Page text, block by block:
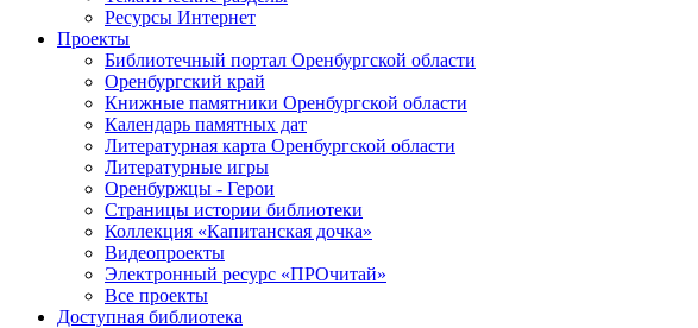
Ресурсы Интернет
Проекты
Библиотечный портал Оренбургской области
Оренбургский край
Книжные памятники Оренбургской области
Календарь памятных дат
Литературная карта Оренбургской области
Литературные игры
Оренбуржцы - Герои
Страницы истории библиотеки
Коллекция «Капитанская дочка»
Видеопроекты
Электронный ресурс «ПРОчитай»
Все проекты
Доступная библиотека